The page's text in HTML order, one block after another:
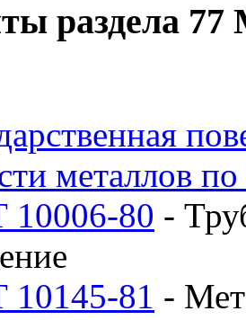
раздела 77
металлов
80 -
81 -